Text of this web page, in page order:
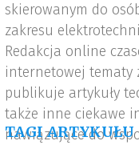
skierowanym do
zakresu
Redakcja online
internetowej tematy
publikuje artykuły
także inne ciekawe
nawiązujące do
TAGI ARTYKUŁU